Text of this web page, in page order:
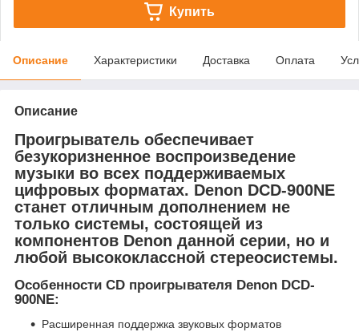
Купить
Описание Характеристики Доставка Оплата
Описание
Проигрыватель обеспечивает
безукоризненное воспроизведение
музыки во всех поддерживаемых
цифровых форматах. Denon DCD-900NE
станет отличным дополнением не
только системы, состоящей из
компонентов Denon данной серии, но и
любой высококлассной стереосистемы.
Особенности CD проигрывателя Denon DCD-
900NE:
Расширенная поддержка звуковых форматов